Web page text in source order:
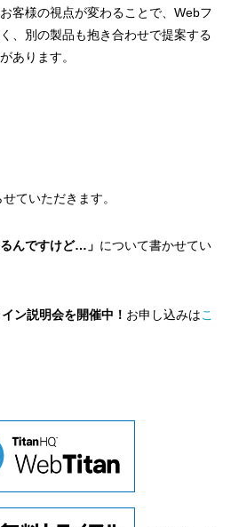
客様の視点が変わることで、Webフ
、別の製品も抱き合わせで提案する
あります。
ていただきます。
んですけど…」 について書かせてい
ン説明会を開催中！ お申し込みはこ